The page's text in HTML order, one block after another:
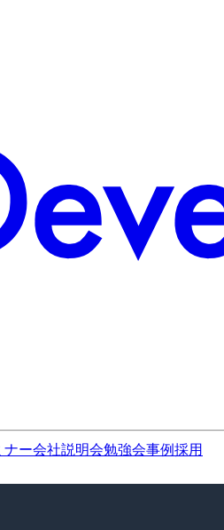
ナー会社説明会勉強会事例採用